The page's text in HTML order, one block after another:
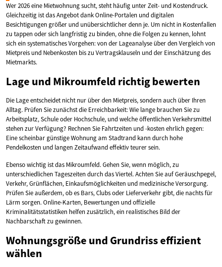
Wer 2026 eine Mietwohnung sucht, steht häufig unter Zeit- und Kostendruck.
Gleichzeitig ist das Angebot dank Online-Portalen und digitalen
Besichtigungen größer und unübersichtlicher denn je. Um nicht in Kostenfallen
zu tappen oder sich langfristig zu binden, ohne die Folgen zu kennen, lohnt
sich ein systematisches Vorgehen: von der Lageanalyse über den Vergleich von
Mietpreis und Nebenkosten bis zu Vertragsklauseln und der Einschätzung des
Mietmarkts.
Lage und Mikroumfeld richtig bewerten
Die Lage entscheidet nicht nur über den Mietpreis, sondern auch über Ihren
Alltag. Prüfen Sie zunächst die Erreichbarkeit: Wie lange brauchen Sie zu
Arbeitsplatz, Schule oder Hochschule, und welche öffentlichen Verkehrsmittel
stehen zur Verfügung? Rechnen Sie Fahrtzeiten und -kosten ehrlich gegen:
Eine scheinbar günstige Wohnung am Stadtrand kann durch hohe
Pendelkosten und langen Zeitaufwand effektiv teurer sein.
Ebenso wichtig ist das Mikroumfeld. Gehen Sie, wenn möglich, zu
unterschiedlichen Tageszeiten durch das Viertel. Achten Sie auf Geräuschpegel,
Verkehr, Grünflächen, Einkaufsmöglichkeiten und medizinische Versorgung.
Prüfen Sie außerdem, ob es Bars, Clubs oder Lieferverkehr gibt, die nachts für
Lärm sorgen. Online-Karten, Bewertungen und offizielle
Kriminalitätsstatistiken helfen zusätzlich, ein realistisches Bild der
Nachbarschaft zu gewinnen.
Wohnungsgröße und Grundriss effizient
wählen